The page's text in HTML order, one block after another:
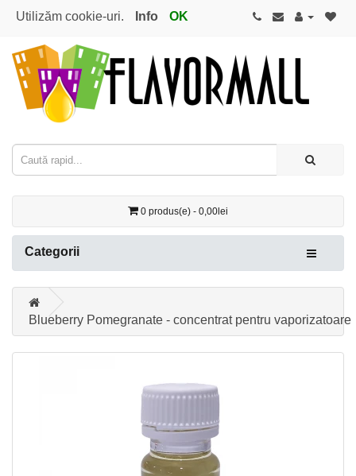
Utilizăm cookie-uri. Info OK
0 produs(e) - 0,00lei
Categorii
Blueberry Pomegranate - concentrat pentru vaporizatoare